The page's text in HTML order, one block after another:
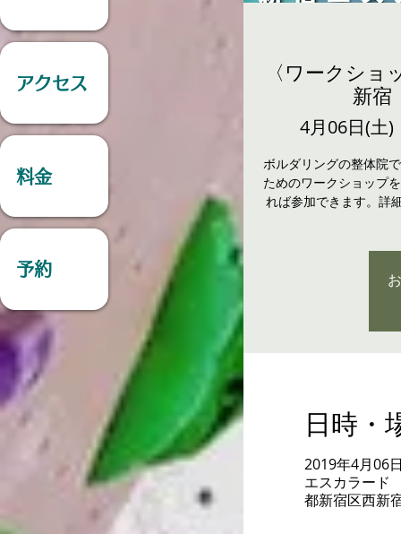
〈ワークシ
新宿
4月06日(土)
ボルダリングの整体院
ためのワークショップ
れば参加できます。詳
日時・
2019年4月06
エスカラード
都新宿区西新
アクセス
料金
予約